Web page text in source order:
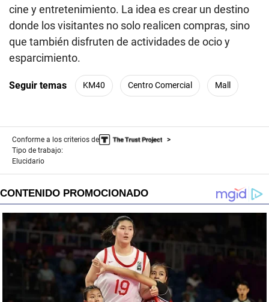
cine y entretenimiento. La idea es crear un destino
donde los visitantes no solo realicen compras, sino
que también disfruten de actividades de ocio y
esparcimiento.
Seguir temas KM40 Centro Comercial Mall
Conforme a los criterios de
Tipo de trabajo:
Elucidario